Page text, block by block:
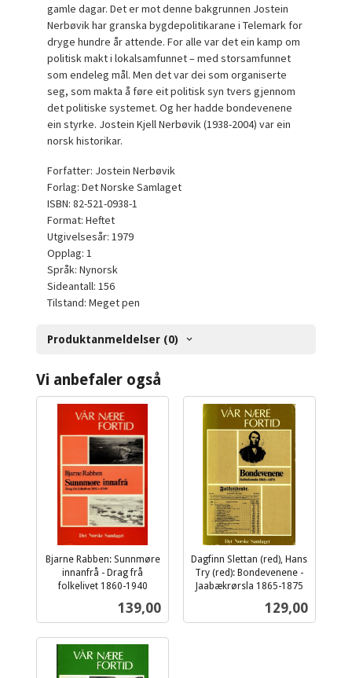
gamle dagar. Det er mot denne bakgrunnen Jostein
Nerbøvik har granska bygdepolitikarane i Telemark for
dryge hundre år attende. For alle var det ein kamp om
politisk makt i lokalsamfunnet – med storsamfunnet
som endeleg mål. Men det var dei som organiserte
seg, som makta å føre eit politisk syn tvers gjennom
det politiske systemet. Og her hadde bondevenene
ein styrke. Jostein Kjell Nerbøvik (1938-2004) var ein
norsk historikar.
Forfatter: Jostein Nerbøvik
Forlag: Det Norske Samlaget
ISBN: 82-521-0938-1
Format: Heftet
Utgivelsesår: 1979
Opplag: 1
Språk: Nynorsk
Sideantall: 156
Tilstand: Meget pen
Produktanmeldelser (0)
Vi anbefaler også
Bjarne Rabben: Sunnmøre
innanfrå - Drag frå
folkelivet 1860-1940
Pris
139,00
Dagfinn Slettan (red), Hans
Try (red): Bondevenene -
Jaabækrørsla 1865-1875
Pris
129,00